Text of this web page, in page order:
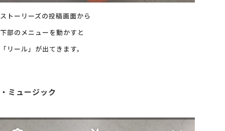
ストーリーズの投稿画面から
下部のメニューを動かすと
「リール」が出てきます。
・ミュージック